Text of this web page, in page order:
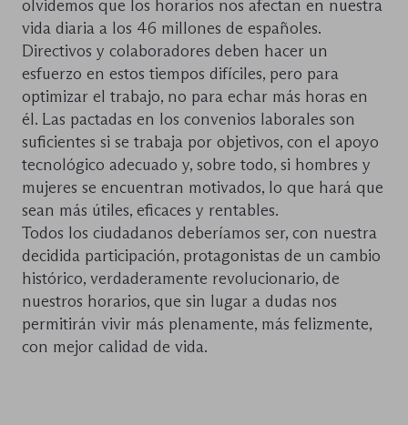
olvidemos que los horarios nos afectan en nuestra
vida diaria a los 46 millones de españoles.
Directivos y colaboradores deben hacer un
esfuerzo en estos tiempos difíciles, pero para
optimizar el trabajo, no para echar más horas en
él. Las pactadas en los convenios laborales son
suficientes si se trabaja por objetivos, con el apoyo
tecnológico adecuado y, sobre todo, si hombres y
mujeres se encuentran motivados, lo que hará que
sean más útiles, eficaces y rentables.
Todos los ciudadanos deberíamos ser, con nuestra
decidida participación, protagonistas de un cambio
histórico, verdaderamente revolucionario, de
nuestros horarios, que sin lugar a dudas nos
permitirán vivir más plenamente, más felizmente,
con mejor calidad de vida.